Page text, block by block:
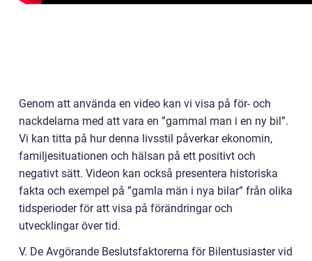
Genom att använda en video kan vi visa på för- och
nackdelarna med att vara en ”gammal man i en ny bil”.
Vi kan titta på hur denna livsstil påverkar ekonomin,
familjesituationen och hälsan på ett positivt och
negativt sätt. Videon kan också presentera historiska
fakta och exempel på ”gamla män i nya bilar” från olika
tidsperioder för att visa på förändringar och
utvecklingar över tid.
V. De Avgörande Beslutsfaktorerna för Bilentusiaster vid